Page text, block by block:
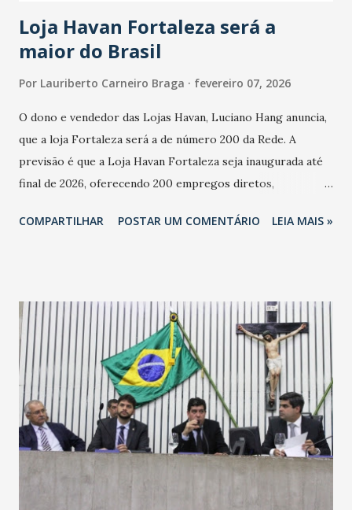
Loja Havan Fortaleza será a
maior do Brasil
Por Lauriberto Carneiro Braga fevereiro 07, 2026
O dono e vendedor das Lojas Havan, Luciano Hang anuncia,
que a loja Fortaleza será a de número 200 da Rede. A
previsão é que a Loja Havan Fortaleza seja inaugurada até
final de 2026, oferecendo 200 empregos diretos,
Havan Fortaleza ainda não foi anunciada oficialmente, mas
COMPARTILHAR POSTAR UM COMENTÁRIO LEIA MAIS »